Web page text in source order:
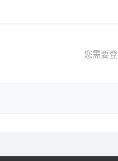
您需要